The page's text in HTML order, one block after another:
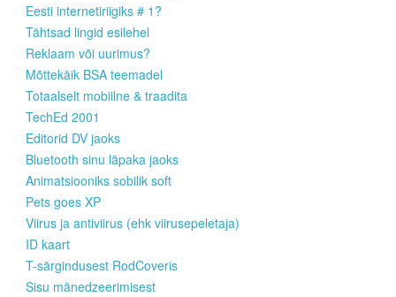
Eesti internetiriigiks # 1?
Tähtsad lingid esilehel
Reklaam või uurimus?
Mõttekäik BSA teemadel
Totaalselt mobiilne & traadita
TechEd 2001
Editorid DV jaoks
Bluetooth sinu läpaka jaoks
Animatsiooniks sobilik soft
Pets goes XP
Viirus ja antiviirus (ehk viirusepeletaja)
ID kaart
T-särgindusest RodCoveris
Sisu mänedzeerimisest